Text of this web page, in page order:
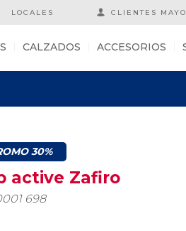
LOCALES CLIENTES
CALZADOS ACCESORIOS
30%
active Zafiro
698